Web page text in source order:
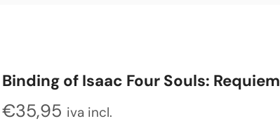
Binding of Isaac Four Souls: Requiem
€35,95 iva incl.